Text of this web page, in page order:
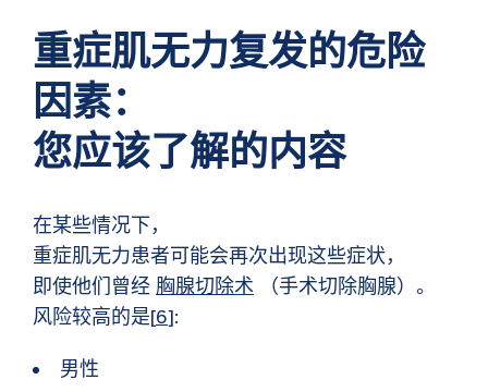
重症肌无力复发的危险
因素：
您应该了解的内容
在某些情况下，
重症肌无力患者可能会再次出现这些症状，
即使他们曾经 胸腺切除术 （手术切除胸腺）。
风险较高的是[6]:
男性